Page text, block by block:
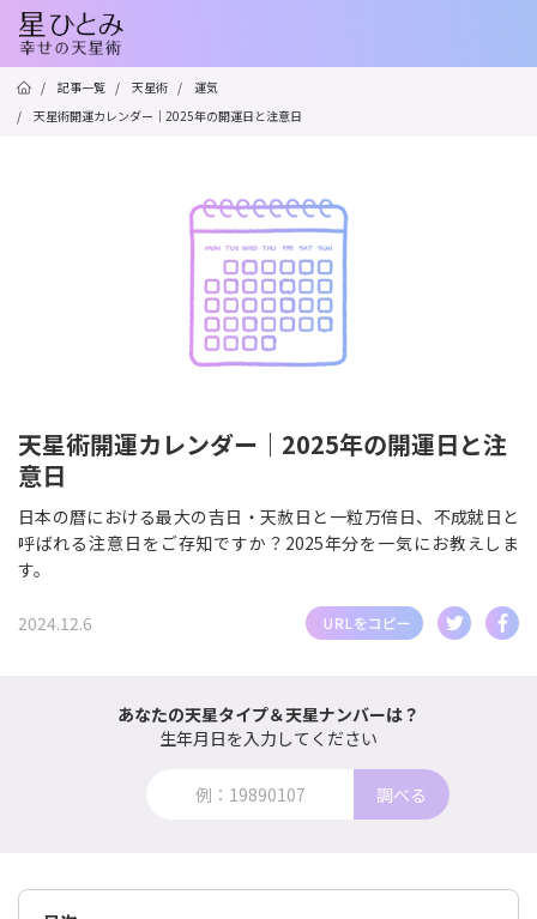
/ 記事一覧 / 天星術 /
運気
/
天星術開運カレンダー｜2025年の開運日と注意日
天星術開運カレンダー｜2025年の開運日と注
意日
日本の暦における最大の吉日・天赦日と一粒万倍日、不成就日と
呼ばれる注意日をご存知ですか？2025年分を一気にお教えしま
す。
2024.12.6
あなたの天星タイプ＆天星ナンバーは？
生年月日を入力してください
調べる